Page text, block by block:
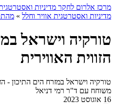
מרכז אלרום לחקר מדיניות
מדיניות ואסטרטגית אוויר וחלל »
טורקיה וישראל
הזווית האווירית
טורקיה וישראל במזרח הים התיכון -
משוחח עם ד"ר רמי דניאל
16 אוגוסט 2023